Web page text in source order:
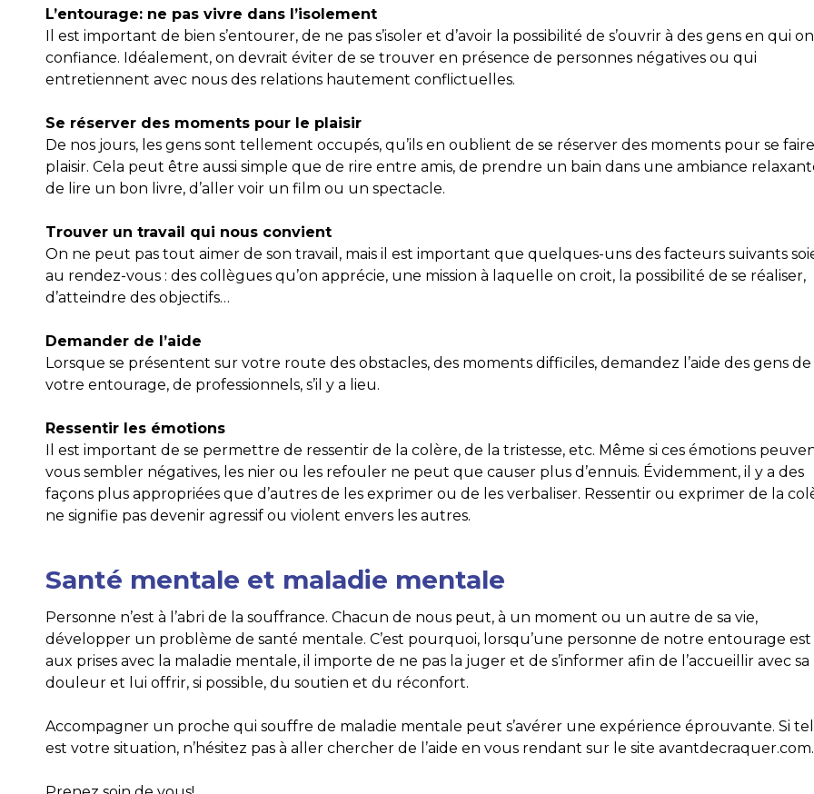
L’entourage: ne pas vivre dans l’isolement
Il est important de bien s’entourer, de ne pas s’isoler et d’avoir la possibilité de s’ouvrir à des gens en qui
confiance. Idéalement, on devrait éviter de se trouver en présence de personnes négatives ou qui
entretiennent avec nous des relations hautement conflictuelles.
Se réserver des moments pour le plaisir
De nos jours, les gens sont tellement occupés, qu’ils en oublient de se réserver des moments pour se faire
plaisir. Cela peut être aussi simple que de rire entre amis, de prendre un bain dans une ambiance
de lire un bon livre, d’aller voir un film ou un spectacle.
Trouver un travail qui nous convient
On ne peut pas tout aimer de son travail, mais il est important que quelques-uns des facteurs suivants
au rendez-vous : des collègues qu’on apprécie, une mission à laquelle on croit, la possibilité de se réaliser,
d’atteindre des objectifs…
Demander de l’aide
Lorsque se présentent sur votre route des obstacles, des moments difficiles, demandez l’aide des gens de
votre entourage, de professionnels, s’il y a lieu.
Ressentir les émotions
Il est important de se permettre de ressentir de la colère, de la tristesse, etc. Même si ces émotions
vous sembler négatives, les nier ou les refouler ne peut que causer plus d’ennuis. Évidemment, il y a des
façons plus appropriées que d’autres de les exprimer ou de les verbaliser. Ressentir ou exprimer de la
ne signifie pas devenir agressif ou violent envers les autres.
Santé mentale et maladie mentale
Personne n’est à l’abri de la souffrance. Chacun de nous peut, à un moment ou un autre de sa vie,
développer un problème de santé mentale. C’est pourquoi, lorsqu’une personne de notre entourage est
aux prises avec la maladie mentale, il importe de ne pas la juger et de s’informer afin de l’accueillir avec sa
douleur et lui offrir, si possible, du soutien et du réconfort.
Accompagner un proche qui souffre de maladie mentale peut s’avérer une expérience éprouvante. Si
est votre situation, n’hésitez pas à aller chercher de l’aide en vous rendant sur le site avantdecraquer.com.